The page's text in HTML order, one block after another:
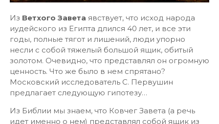
Из Ветхого Завета явствует, что исход народа
иудейского из Египта длился 40 лет, и все эти
годы, полные тягот и лишений, люди упорно
несли с собой тяжелый большой ящик, обитый
золотом. Очевидно, что представлял он огромную
ценность. Что же было в нем спрятано?
Московский исследователь С. Первушин
предлагает следующую гипотезу…
Из Библии мы знаем, что Ковчег Завета (а речь
идет именно о нем) представлял собой ящик из